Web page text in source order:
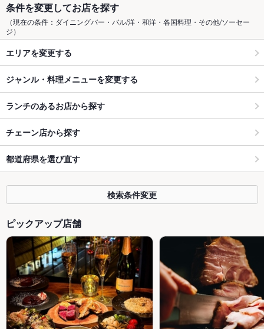
条件を変更してお店を探す
（現在の条件：ダイニングバー・バル/洋・和洋・各国料理・その他/ソーセー
ジ）
エリアを変更する
ジャンル・料理メニューを変更する
ランチのあるお店から探す
チェーン店から探す
都道府県を選び直す
検索条件変更
ピックアップ店舗